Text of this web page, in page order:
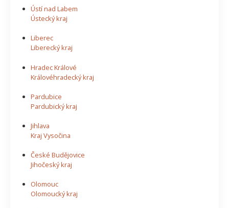
Ústí nad Labem
Ústecký kraj
Liberec
Liberecký kraj
Hradec Králové
Královéhradecký kraj
Pardubice
Pardubický kraj
Jihlava
Kraj Vysočina
České Budějovice
Jihočeský kraj
Olomouc
Olomoucký kraj